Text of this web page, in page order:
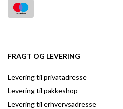
FRAGT OG LEVERING
Levering til privatadresse
Levering til pakkeshop
Levering til erhvervsadresse